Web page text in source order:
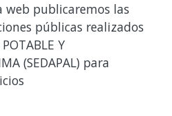
web publicaremos las
públicas realizados
Y
(SEDAPAL) para